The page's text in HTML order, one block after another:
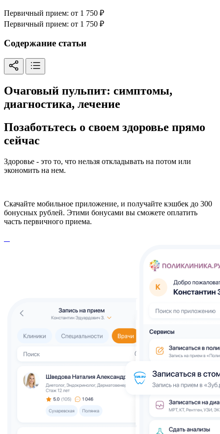
Первичный прием: от 1 750 ₽
Первичный прием: от 1 750 ₽
Содержание статьи
Очаговый пульпит: симптомы,
диагностика, лечение
Позаботьтесь о своем здоровье прямо
сейчас
Здоровье - это то, что нельзя откладывать на потом или
экономить на нем.
Скачайте мобильное приложение, и получайте кэшбек до 300
бонусных рублей. Этими бонусами вы сможете оплатить
часть первичного приема.